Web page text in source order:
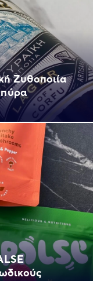
Ζυθοποιία